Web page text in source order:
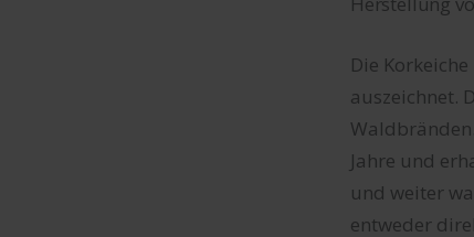
Die
auszeichnet.
Jahre und
und weiter
entweder